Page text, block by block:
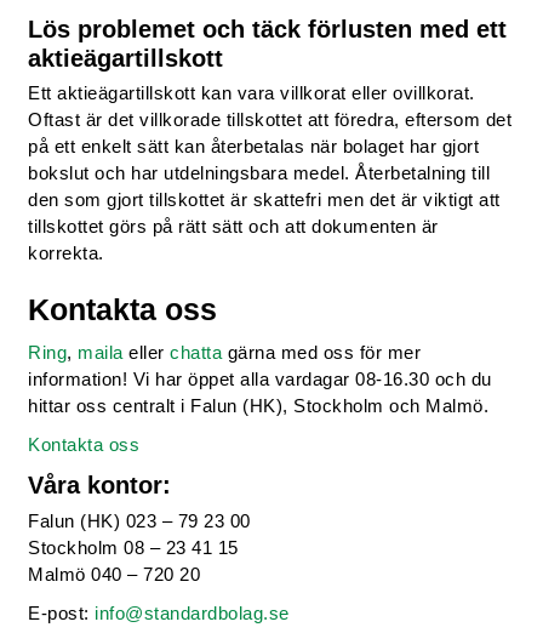
Lös problemet och täck förlusten med ett
aktieägartillskott
Ett aktieägartillskott kan vara villkorat eller ovillkorat.
Oftast är det villkorade tillskottet att föredra, eftersom det
på ett enkelt sätt kan återbetalas när bolaget har gjort
bokslut och har utdelningsbara medel. Återbetalning till
den som gjort tillskottet är skattefri men det är viktigt att
tillskottet görs på rätt sätt och att dokumenten är
korrekta.
Kontakta oss
Ring, maila ellerchatta gärna med oss för mer
information! Vi har öppet alla vardagar 08-16.30 och du
hittar oss centralt i Falun (HK), Stockholm och Malmö.
Kontakta oss
Våra kontor:
Falun (HK) 023 – 79 23 00
Stockholm 08 – 23 41 15
Malmö 040 – 720 20
E-post: info@standardbolag.se